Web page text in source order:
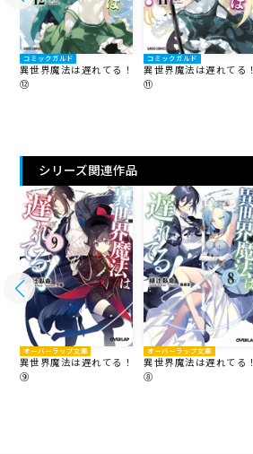
コミックガルド
異世界魔法は遅れてる！
⑫
コミックガルド
異世界魔法は遅れてる！
⑪
シリーズ関連作品
オーバーラップ文庫
異世界魔法は遅れてる！
⑨
オーバーラップ文庫
異世界魔法は遅れてる！
⑧